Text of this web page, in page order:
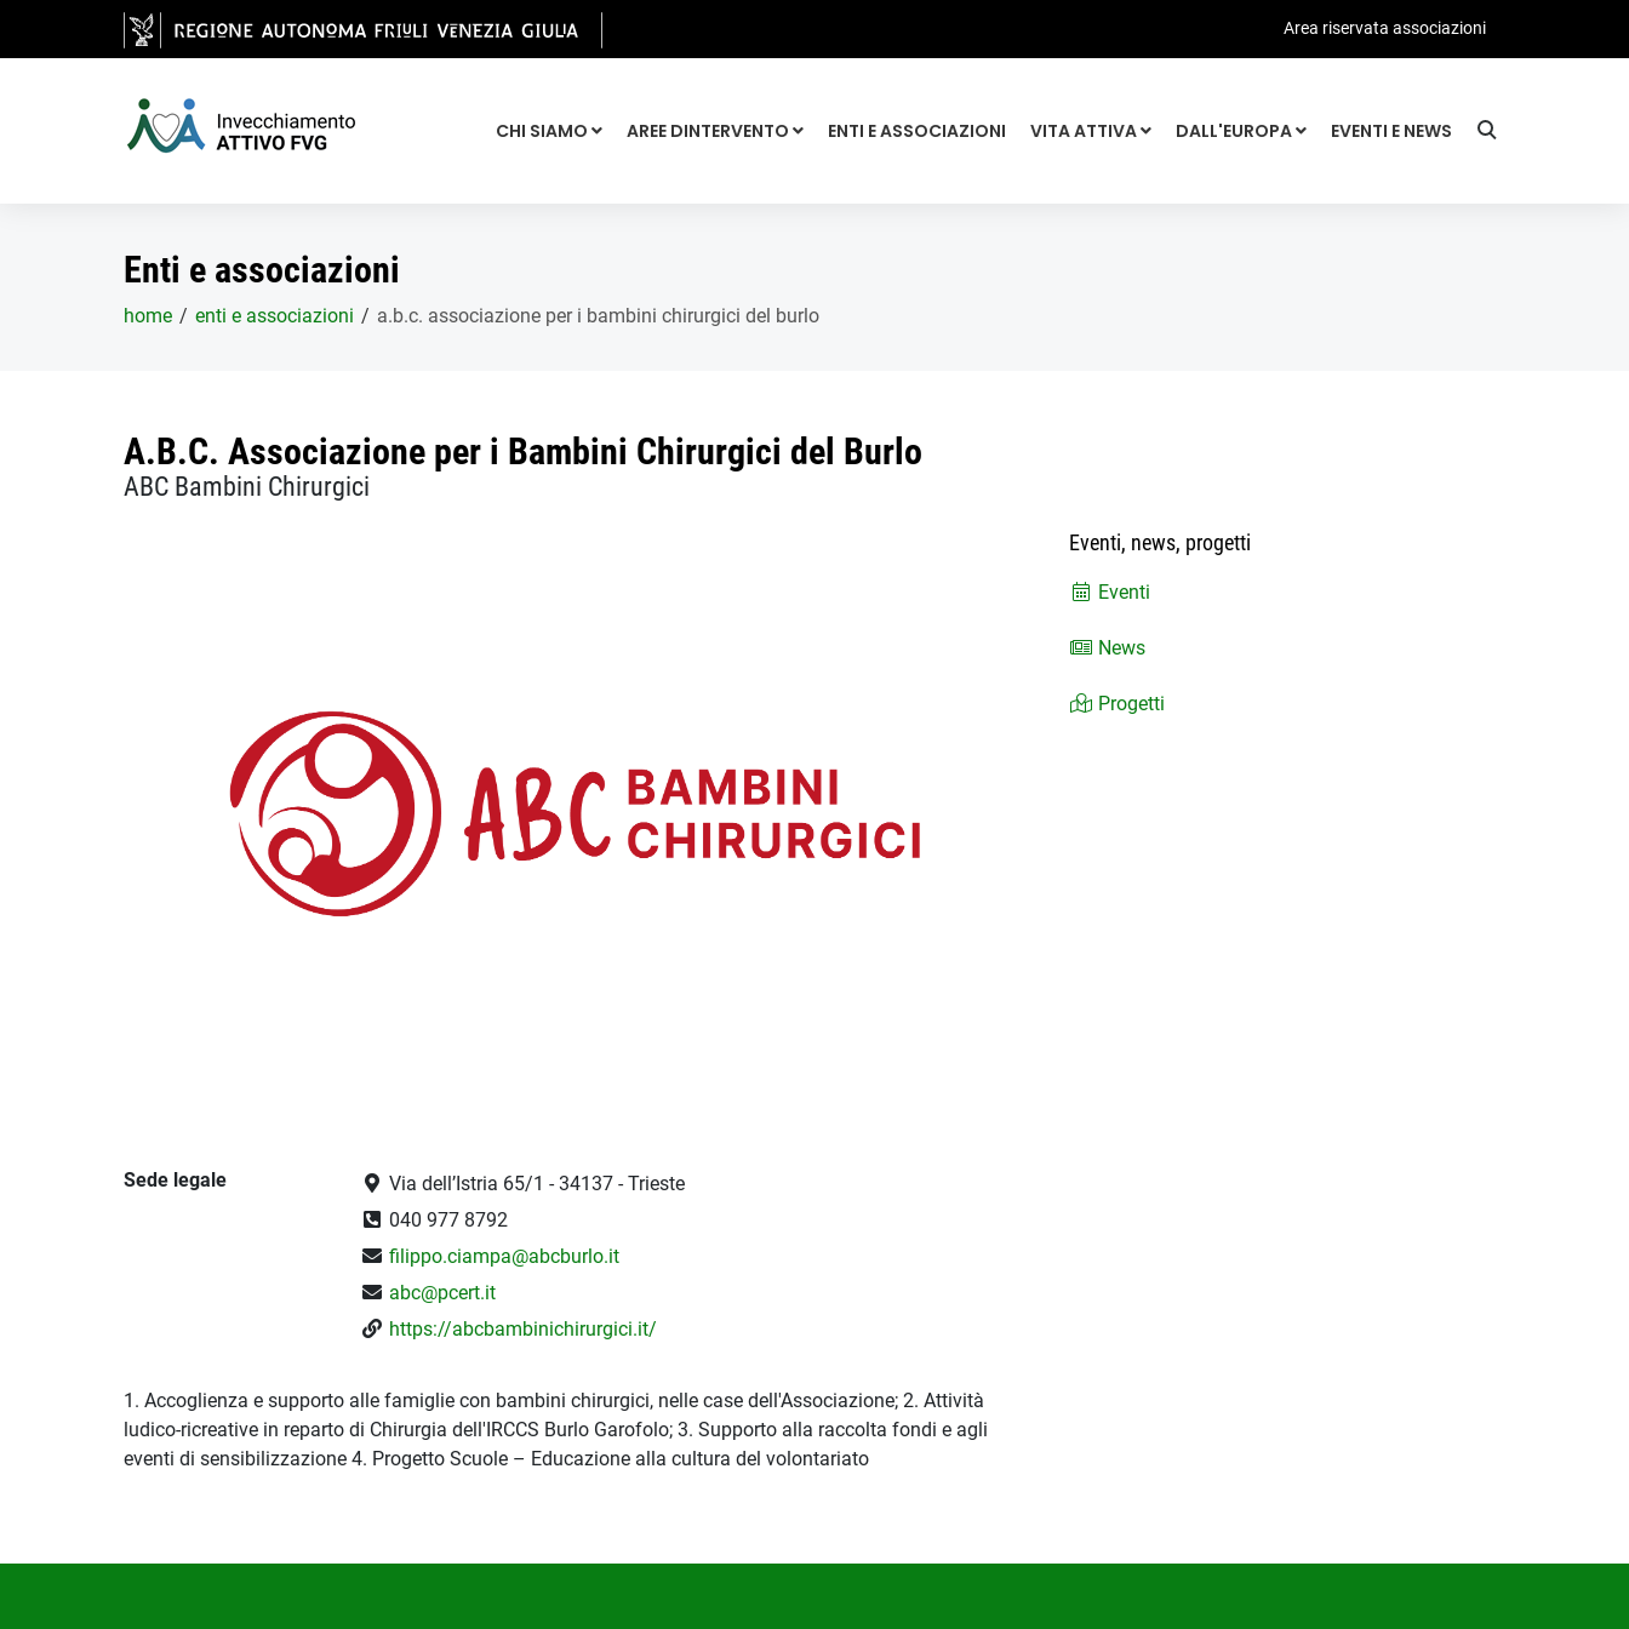
Salta al contenuto principale
Area riservata associazioni
CHI SIAMO AREE DINTERVENTO ENTI E ASSOCIAZIONI VITA ATTIVA DALL'EUROPA EVENTI E NEWS
Enti e associazioni
home enti e associazioni a.b.c. associazione per i bambini chirurgici del burlo
A.B.C. Associazione per i Bambini Chirurgici del Burlo
ABC Bambini Chirurgici
Sede legale
Via dell’Istria 65/1 - 34137 - Trieste
040 977 8792
filippo.ciampa@abcburlo.it
abc@pcert.it
https://abcbambinichirurgici.it/
1. Accoglienza e supporto alle famiglie con bambini chirurgici, nelle case dell'Associazione; 2. Attività
ludico-ricreative in reparto di Chirurgia dell'IRCCS Burlo Garofolo; 3. Supporto alla raccolta fondi e agli
eventi di sensibilizzazione 4. Progetto Scuole – Educazione alla cultura del volontariato
Eventi, news, progetti
Eventi
News
Progetti